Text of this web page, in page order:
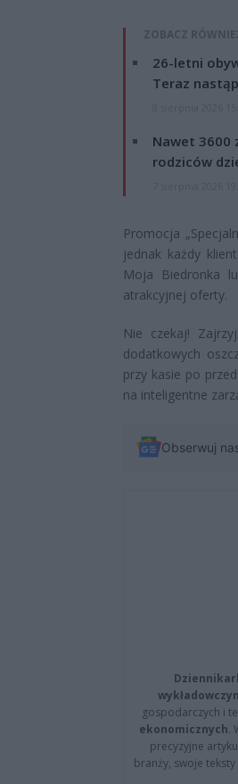
ZOBACZ
26-letni
Teraz
Nawet 3600
rodziców
Promocja
jednak każdy
Moja Biedronka
atrakcyjnej oferty.
Nie czekaj!
dodatkowych
przy kasie po
na inteligentne
Obserwuj
gospodarczych i
ekonomicznych.
precyzyjne
branży, swoje